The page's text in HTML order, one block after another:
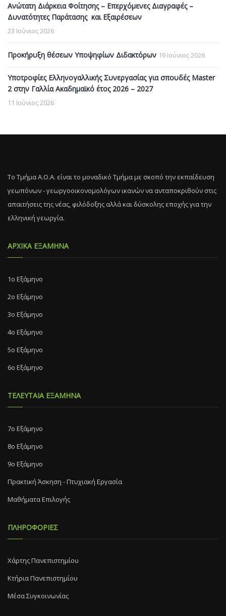
Ανώτατη Διάρκεια Φοίτησης – Επερχόμενες Διαγραφές –
Δυνατότητες Παράτασης και Εξαιρέσεων
23 Ιούνιος 2026
Προκήρυξη θέσεων Υποψηφίων Διδακτόρων 19 Ιούνιος 2026
Υποτροφίες Ελληνογαλλικής Συνεργασίας για σπουδές Master
2 στην Γαλλία Ακαδημαϊκό έτος 2026 – 2027
11 Ιούνιος 2026
Το Τμήμα Α.Ο.Α. είναι το μοναδικό Τμήμα με σκοπό την εκπαίδευση
γεωπόνων - γεωργοοικονομολόγων ικανών να ανταποκριθούν στις
απαιτήσεις της νέας, φιλόδοξης αλλά και δύσκολης εποχής για την
ελληνική γεωργία.
ΑΡΧΙΚΑ ΕΞΑΜΗΝΑ
1ο Εξάμηνο
2ο Εξάμηνο
3ο Εξάμηνο
4ο Εξάμηνο
5ο Εξάμηνο
6ο Εξάμηνο
ΤΕΛΕΥΤΑΙΑ ΕΞΑΜΗΝΑ
7o Eξάμηνο
8o Eξάμηνο
9ο Εξάμηνο
Πρακτική Άσκηση - Πτυχιακή Εργασία
Μαθήματα Επιλογής
ΠΛΗΡΟΦΟΡΙΕΣ
Χάρτης Πανεπιστημίου
Κτήρια Πανεπιστημίου
Μέσα Συγκοινωνίας